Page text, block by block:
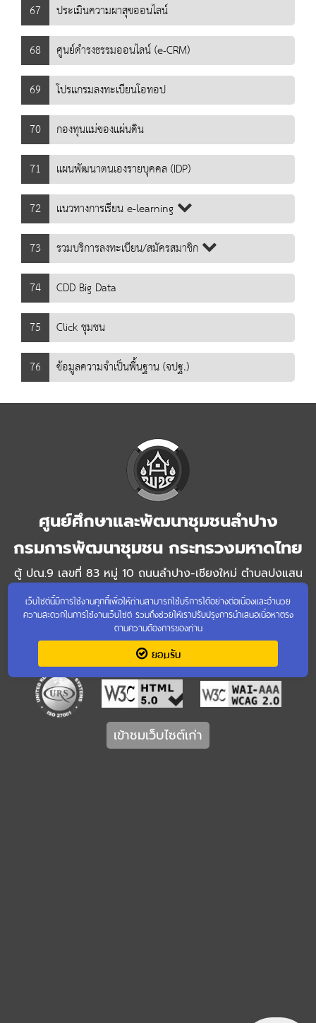
67
ประเมินความผาสุขออนไลน์
68
ศูนย์ดำรงธรรมออนไลน์ (e-CRM)
69
โปรแกรมลงทะเบียนโอทอป
70
กองทุนแม่ของแผ่นดิน
71
แผนพัฒนาตนเองรายบุคคล (IDP)
72
แนวทางการเรียน e-learning
73
รวมบริการลงทะเบียน/สมัครสมาชิก
74
CDD Big Data
75
Click ชุมชน
76
ข้อมูลความจำเป็นพื้นฐาน (จปฐ.)
ศูนย์ศึกษาและพัฒนาชุมชนลำปาง
กรมการพัฒนาชุมชน กระทรวงมหาดไทย
ตู้ ปณ.9 เลขที่ 83 หมู่ 10 ถนนลำปาง-เชียงใหม่ ตำบลปงแสน
ทอง
อำเภอเมืองลำปาง จังหวัดลำปาง 52100
โทรศัพท์ 054-829768 โทรสาร 054-829808
เข้าชมเว็บไซต์เก่า
เว็บไซต์นี้มีการใช้งานคุกกี้เพื่อให้ท่านสามารถใช้บริการได้อย่างต่อเนื่องและอำนวย
ความสะดวกในการใช้งานเว็บไซต์ รวมถึงช่วยให้เราปรับปรุงการนำเสนอเนื้อหาตรง
ตามความต้องการของท่าน
ยอมรับ